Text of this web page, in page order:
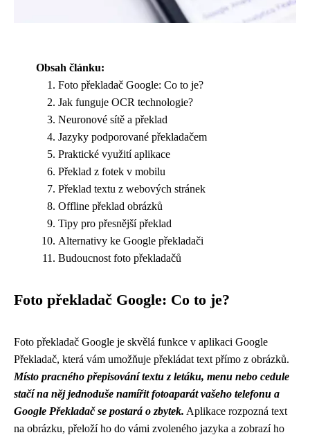
Obsah článku:
Foto překladač Google: Co to je?
Jak funguje OCR technologie?
Neuronové sítě a překlad
Jazyky podporované překladačem
Praktické využití aplikace
Překlad z fotek v mobilu
Překlad textu z webových stránek
Offline překlad obrázků
Tipy pro přesnější překlad
Alternativy ke Google překladači
Budoucnost foto překladačů
Foto překladač Google: Co to je?
Foto překladač Google je skvělá funkce v aplikaci Google
Překladač, která vám umožňuje překládat text přímo z obrázků.
Místo pracného přepisování textu z letáku, menu nebo cedule
stačí na něj jednoduše namířit fotoaparát vašeho telefonu a
Google Překladač se postará o zbytek. Aplikace rozpozná text
na obrázku, přeloží ho do vámi zvoleného jazyka a zobrazí ho